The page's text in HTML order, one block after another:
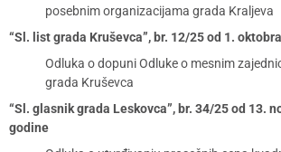
posebnim organizacijama grada Kraljeva
“Sl. list grada Kruševca”, br. 12/25 od 1.
Odluka o dopuni Odluke o mesnim
grada Kruševca
“Sl. glasnik grada Leskovca”, br. 34/25 od 13.
godine